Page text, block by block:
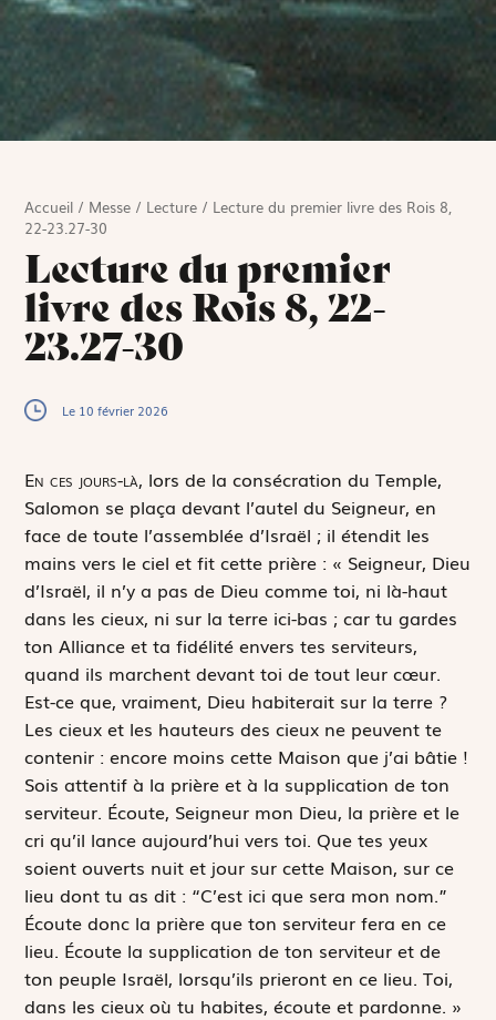
Accueil / Messe / Lecture / Lecture du premier livre des Rois 8,
22-23.27-30
Lecture du premier
livre des Rois 8, 22-
23.27-30
Le 10 février 2026
En ces jours-là, lors de la consécration du Temple,
Salomon se plaça devant l’autel du Seigneur, en
face de toute l’assemblée d’Israël ; il étendit les
mains vers le ciel et fit cette prière : « Seigneur, Dieu
d’Israël, il n’y a pas de Dieu comme toi, ni là-haut
dans les cieux, ni sur la terre ici-bas ; car tu gardes
ton Alliance et ta fidélité envers tes serviteurs,
quand ils marchent devant toi de tout leur cœur.
Est-ce que, vraiment, Dieu habiterait sur la terre ?
Les cieux et les hauteurs des cieux ne peuvent te
contenir : encore moins cette Maison que j’ai bâtie !
Sois attentif à la prière et à la supplication de ton
serviteur. Écoute, Seigneur mon Dieu, la prière et le
cri qu’il lance aujourd’hui vers toi. Que tes yeux
soient ouverts nuit et jour sur cette Maison, sur ce
lieu dont tu as dit : “C’est ici que sera mon nom.”
Écoute donc la prière que ton serviteur fera en ce
lieu. Écoute la supplication de ton serviteur et de
ton peuple Israël, lorsqu’ils prieront en ce lieu. Toi,
dans les cieux où tu habites, écoute et pardonne. »